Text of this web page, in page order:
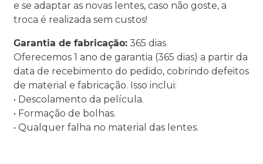
e se adaptar as novas lentes, caso não goste, a
troca é realizada sem custos!
Garantia de fabricação: 365 dias
Oferecemos 1 ano de garantia (365 dias) a partir da
data de recebimento do pedido, cobrindo defeitos
de material e fabricação. Isso inclui:
• Descolamento da película.
• Formação de bolhas.
• Qualquer falha no material das lentes.